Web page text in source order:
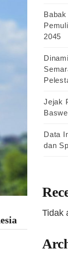
2045
Jejak
Data
dan
Tidak